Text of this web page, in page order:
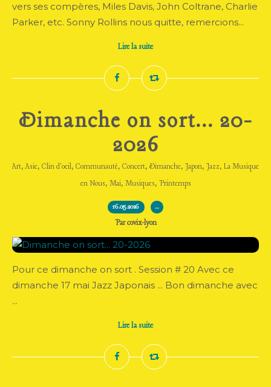
vers ses compères, Miles Davis, John Coltrane, Charlie
Parker, etc. Sonny Rollins nous quitte, remercions...
Lire la suite
Dimanche on sort... 20-
2026
Art,Asie, Clin d'oeil, Communauté, Concert, Dimanche, Japon, Jazz, La Musique
en Nous, Mai, Musiques, Printemps
16.05.2026 …
Par covix-lyon
Pour ce dimanche on sort . Session # 20 Avec ce
dimanche 17 mai Jazz Japonais ... Bon dimanche avec
...
Lire la suite